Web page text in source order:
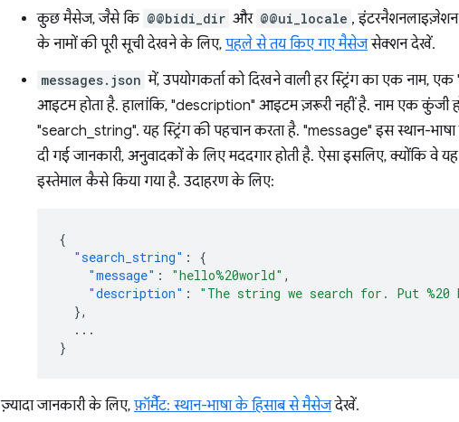
कुछ मैसेज, जैसे कि @@bidi_dir और @@ui_locale ,
के नामों की पूरी सूची देखने के लिए, पहले से तय किए गए मैसेजसेक्शन देखें.
messages.json में, उपयोगकर्ता को दिखने वाली हर स्ट्रिंग का एक
आइटम होता है. हालांकि, "description" आइटम ज़रूरी नहीं है. नाम एक कुंजी
"search_string". यह स्ट्रिंग की पहचान करता है. "message" इस स्थान-भाषा
दी गई जानकारी, अनुवादकों के लिए मददगार होती है. ऐसा इसलिए, क्योंकि वे
इस्तेमाल कैसे किया गया है. उदाहरण के लिए:
{
"search_string" :
{
"message" : "hello%20world" ,
"description" :
"The string we search for. Put %20
},
...
}
ज़्यादा जानकारी के लिए, फ़ॉर्मैट: स्थान-भाषा के हिसाब से मैसेजदेखें.